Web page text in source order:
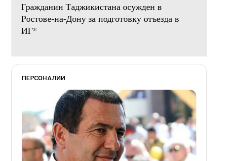
Гражданин Таджикистана осужден в
Ростове-на-Дону за подготовку отъезда в
ИГ*
ПЕРСОНАЛИИ